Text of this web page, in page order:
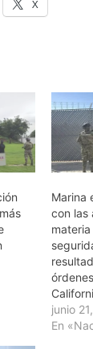
X
Marina
con las
junio
En